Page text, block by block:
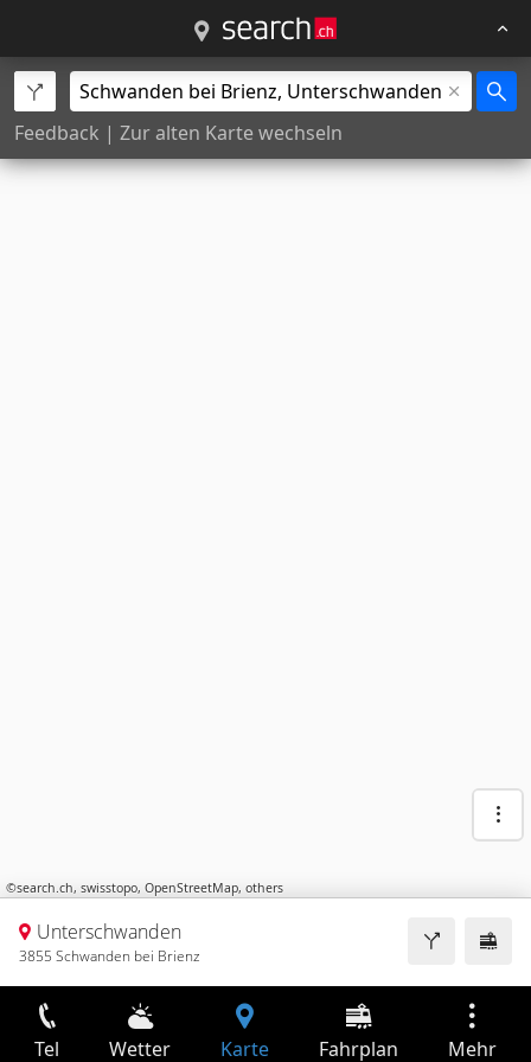
Feedback | Zur alten Karte wechseln
©search.ch, swisstopo, OpenStreetMap, others
Unterschwanden
3855 Schwanden bei Brienz
Tel Wetter Karte Fahrplan Mehr